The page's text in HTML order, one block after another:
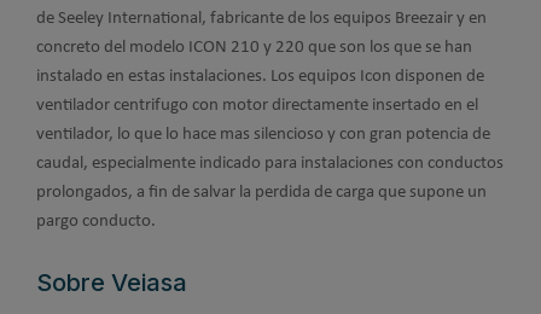
de Seeley International, fabricante de los equipos Breezair y en
concreto del modelo ICON 210 y 220 que son los que se han
instalado en estas instalaciones. Los equipos Icon disponen de
ventilador centrifugo con motor directamente insertado en el
ventilador, lo que lo hace mas silencioso y con gran potencia de
caudal, especialmente indicado para instalaciones con conductos
prolongados, a fin de salvar la perdida de carga que supone un
pargo conducto.
Sobre Veiasa